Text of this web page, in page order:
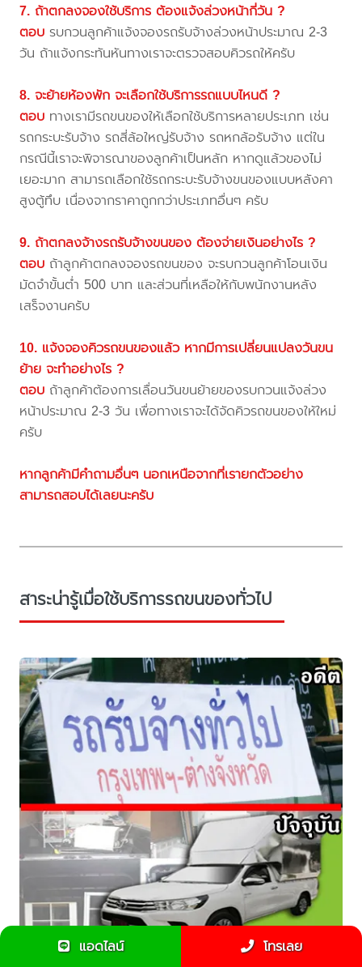
7. ถ้าตกลงจองใช้บริการ ต้องแจ้งล่วงหน้ากี่วัน ?
ตอบ รบกวนลูกค้าแจ้งจองรถรับจ้างล่วงหน้าประมาณ 2-3
วัน ถ้าแจ้งกระทันหันทางเราจะตรวจสอบคิวรถให้ครับ
8. จะย้ายห้องพัก จะเลือกใช้บริการรถแบบไหนดี ?
ตอบ ทางเรามีรถขนของให้เลือกใช้บริการหลายประเภท เช่น
รถกระบะรับจ้าง รถสี่ล้อใหญ่รับจ้าง รถหกล้อรับจ้าง แต่ใน
กรณีนี้เราจะพิจารณาของลูกค้าเป็นหลัก หากดูแล้วของไม่
เยอะมาก สามารถเลือกใช้รถกระบะรับจ้างขนของแบบหลังคา
สูงตู้ทึบ เนื่องจากราคาถูกกว่าประเภทอื่นๆ ครับ
9. ถ้าตกลงจ้างรถรับจ้างขนของ ต้องจ่ายเงินอย่างไร ?
ตอบ ถ้าลูกค้าตกลงจองรถขนของ จะรบกวนลูกค้าโอนเงิน
มัดจำขั้นต่ำ 500 บาท และส่วนที่เหลือให้กับพนักงานหลัง
เสร็จงานครับ
10. แจ้งจองคิวรถขนของแล้ว หากมีการเปลี่ยนแปลงวันขน
ย้าย จะทำอย่างไร ?
ตอบ ถ้าลูกค้าต้องการเลื่อนวันขนย้ายของรบกวนแจ้งล่วง
หน้าประมาณ 2-3 วัน เพื่อทางเราจะได้จัดคิวรถขนของให้ใหม่
ครับ
หากลูกค้ามีคำถามอื่นๆ นอกเหนือจากที่เรายกตัวอย่าง
สามารถสอบได้เลยนะครับ
สาระน่ารู้เมื่อใช้บริการรถขนของทั่วไป
แอดไลน์ โทรเลย